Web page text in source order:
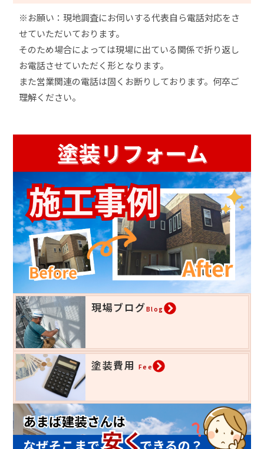
※お願い：現地調査にお伺いする代表自ら電話対応をさ
せていただいております。
そのため場合によっては現場に出ている関係で折り返し
お電話させていただく形となります。
また営業関連の電話は固くお断りしております。何卒ご
理解ください。
現場ブログBlog
塗装費用 Fee